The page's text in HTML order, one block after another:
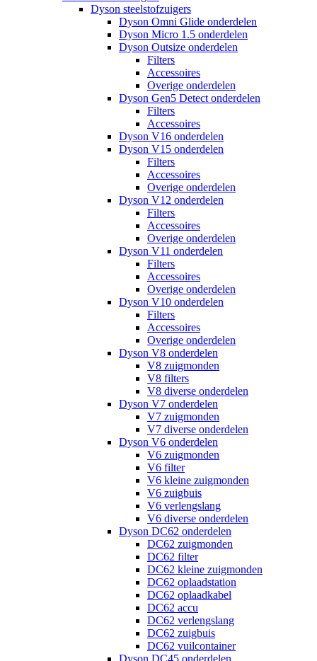
Dyson steelstofzuigers
Dyson Omni Glide onderdelen
Dyson Micro 1.5 onderdelen
Dyson Outsize onderdelen
Filters
Accessoires
Overige onderdelen
Dyson Gen5 Detect onderdelen
Filters
Accessoires
Dyson V16 onderdelen
Dyson V15 onderdelen
Filters
Accessoires
Overige onderdelen
Dyson V12 onderdelen
Filters
Accessoires
Overige onderdelen
Dyson V11 onderdelen
Filters
Accessoires
Overige onderdelen
Dyson V10 onderdelen
Filters
Accessoires
Overige onderdelen
Dyson V8 onderdelen
V8 zuigmonden
V8 filters
V8 diverse onderdelen
Dyson V7 onderdelen
V7 zuigmonden
V7 diverse onderdelen
Dyson V6 onderdelen
V6 zuigmonden
V6 filter
V6 kleine zuigmonden
V6 zuigbuis
V6 verlengslang
V6 diverse onderdelen
Dyson DC62 onderdelen
DC62 zuigmonden
DC62 filter
DC62 kleine zuigmonden
DC62 oplaadstation
DC62 oplaadkabel
DC62 accu
DC62 verlengslang
DC62 zuigbuis
DC62 vuilcontainer